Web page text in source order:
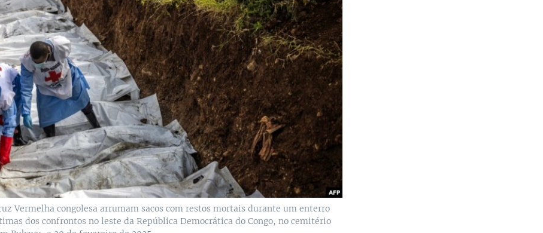
Vermelha congolesa arrumam sacos com restos mortais durante um enterro
dos confrontos no leste da República Democrática do Congo, no cemitério